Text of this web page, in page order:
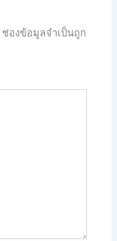
ช่องข้อมูลจำเป็นถูก